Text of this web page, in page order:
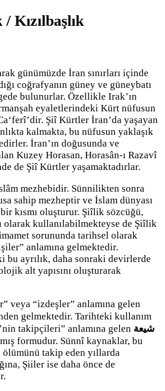
Kızılbaşlık
günümüzde İran sınırları içinde
coğrafyanın güney ve güneybatı
bulunurlar. Özellikle Irak’ın
eyaletlerindeki Kürt nüfusun
Şiî Kürtler İran’da yaşayan
kalmakta, bu nüfusun yaklaşık
İran’ın doğusunda ve
Kuzey Horasan, Horasân-ı Razavî
de Şiî Kürtler yaşamaktadırlar.
mezhebidir. Sünnilikten sonra
sahip mezheptir ve İslam dünyası
kısmı oluşturur. Şiîlik sözcüğü,
olarak kullanılabilmekteyse de Şiîlik
sorununda tarihsel olarak
anlamına gelmektedir.
bu ayrılık, daha sonraki devirlerde
alt yapısını oluşturarak
veya “izdeşler” anlamına gelen
gelmektedir. Tarihteki kullanım
takipçileri” anlamına gelen شيعة
formudur. Sünnî kaynaklar, bu
takip eden yıllarda
Şiiler ise daha önce de